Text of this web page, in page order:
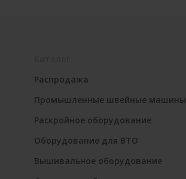
Распродажа
Промышленные швейные машины
Раскройное оборудование
Оборудование для ВТО
Вышивальное оборудование